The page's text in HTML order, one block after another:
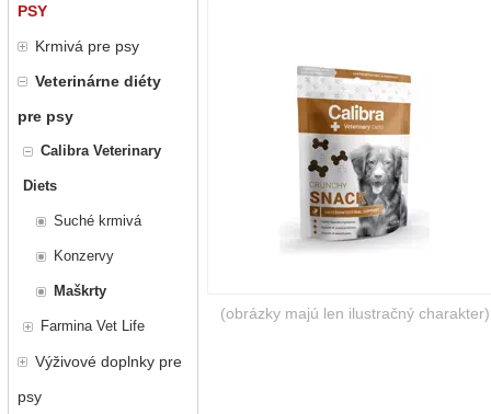
PSY
Krmivá pre psy
Veterinárne diéty
pre psy
Calibra Veterinary
Diets
Suché krmivá
Konzervy
Maškrty
Farmina Vet Life
Výživové doplnky pre
psy
(obrázky majú len ilustračný charakter)